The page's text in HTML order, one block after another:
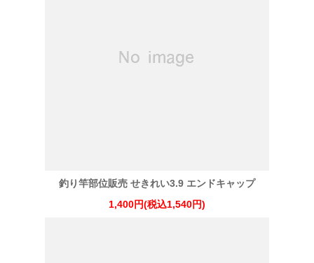
釣り竿部位販売 せきれい3.9 エンドキャップ
1,400円(税込1,540円)